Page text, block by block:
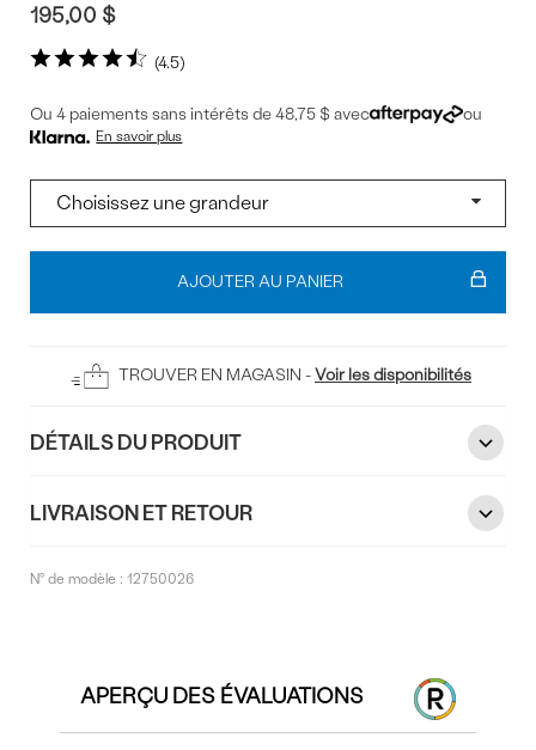
4.5
195,00 $
Ou 4 paiements sans intérêts de 48,75 $ avec ou
En savoir plus
Pointure
Ajouter
panier
AJOUTER AU PANIER
TROUVER EN MAGASIN -Voir les disponibilités
DÉTAILS DU PRODUIT
LIVRAISON ET RETOUR
N° de modèle :12750026
APERÇU DES ÉVALUATIONS